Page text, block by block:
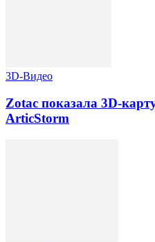
3D-Видео
Zotac показала 3D-
ArticStorm